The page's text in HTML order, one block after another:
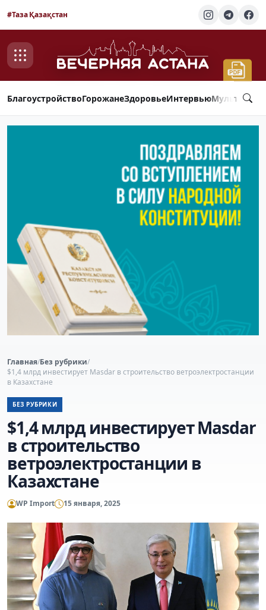
#Таза Қазақстан
БлагоустройствоГорожанеЗдоровьеИнтервью
Главная/Без рубрики/
$1,4 млрд инвестирует Masdar в строительство ветроэлектростанции
в Казахстане
БЕЗ РУБРИКИ
$1,4 млрд инвестирует Masdar
в строительство
ветроэлектростанции в
Казахстане
WP Import 15 января, 2025